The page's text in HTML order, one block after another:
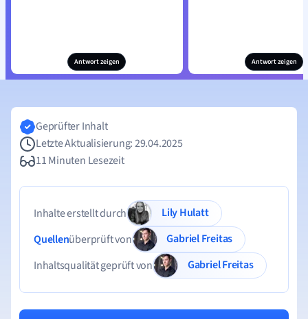
Antwort zeigen Antwort zeigen
Geprüfter Inhalt
Letzte Aktualisierung: 29.04.2025
11 Minuten Lesezeit
Inhalte erstellt durch
Lily Hulatt
Quellenüberprüft von
Gabriel Freitas
Inhaltsqualität geprüft von
Gabriel Freitas